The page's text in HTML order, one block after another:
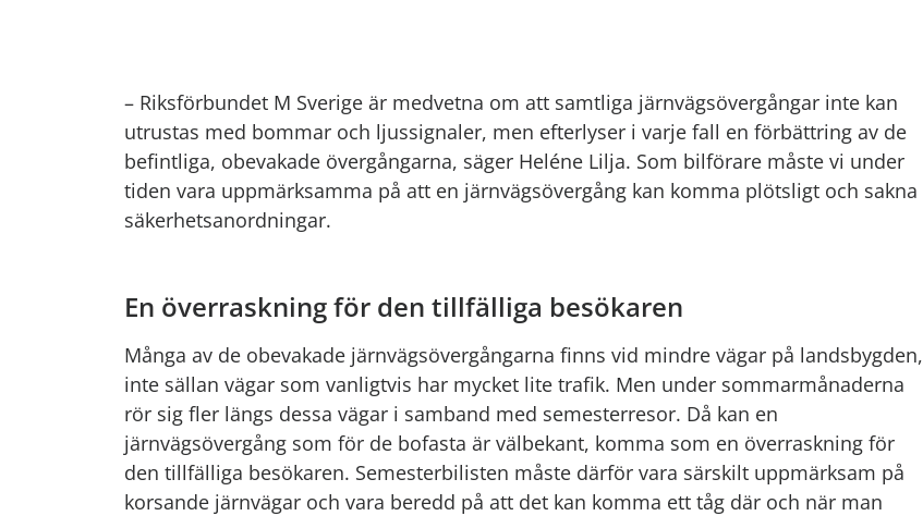
– Riksförbundet M Sverige är medvetna om att samtliga järnvägsövergångar inte kan
utrustas med bommar och ljussignaler, men efterlyser i varje fall en förbättring av de
befintliga, obevakade övergångarna, säger Heléne Lilja. Som bilförare måste vi under
tiden vara uppmärksamma på att en järnvägsövergång kan komma plötsligt och sakna
säkerhetsanordningar.
En överraskning för den tillfälliga besökaren
Många av de obevakade järnvägsövergångarna finns vid mindre vägar på landsbygden,
inte sällan vägar som vanligtvis har mycket lite trafik. Men under sommarmånaderna
rör sig fler längs dessa vägar i samband med semesterresor. Då kan en
järnvägsövergång som för de bofasta är välbekant, komma som en överraskning för
den tillfälliga besökaren. Semesterbilisten måste därför vara särskilt uppmärksam på
korsande järnvägar och vara beredd på att det kan komma ett tåg där och när man